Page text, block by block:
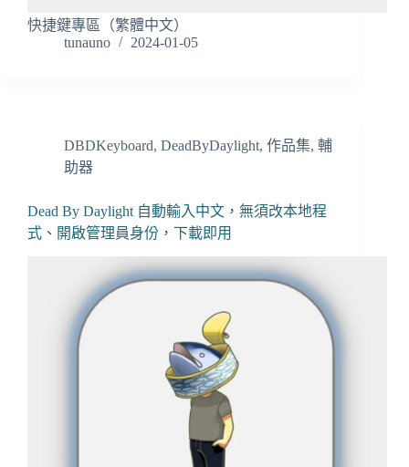
快捷鍵專區（繁體中文）
tunauno
2024-01-05
DBDKeyboard, DeadByDaylight, 作品集, 輔
助器
Dead By Daylight 自動輸入中文，無須改本地程
式、開啟管理員身份，下載即用